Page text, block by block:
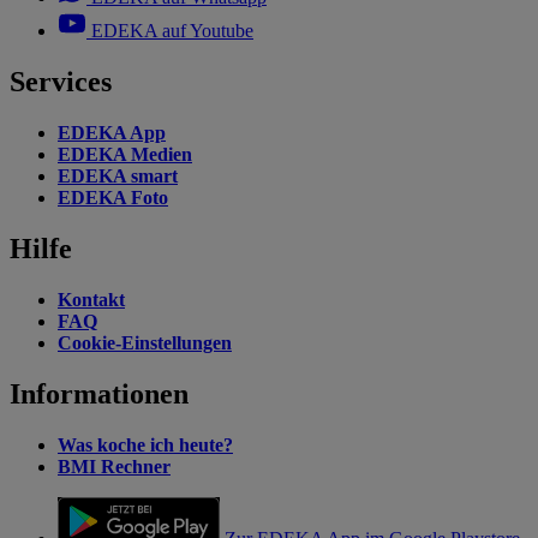
EDEKA auf Youtube
Services
EDEKA App
EDEKA Medien
EDEKA smart
EDEKA Foto
Hilfe
Kontakt
FAQ
Cookie-Einstellungen
Informationen
Was koche ich heute?
BMI Rechner